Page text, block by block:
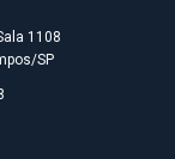
1108
SP